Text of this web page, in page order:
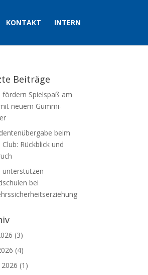
KONTAKT INTERN
Beiträge
fördern Spielspaß am
neuem Gummi-
beim
Club: Rückblick und
unterstützen
bei
(3)
(4)
(1)